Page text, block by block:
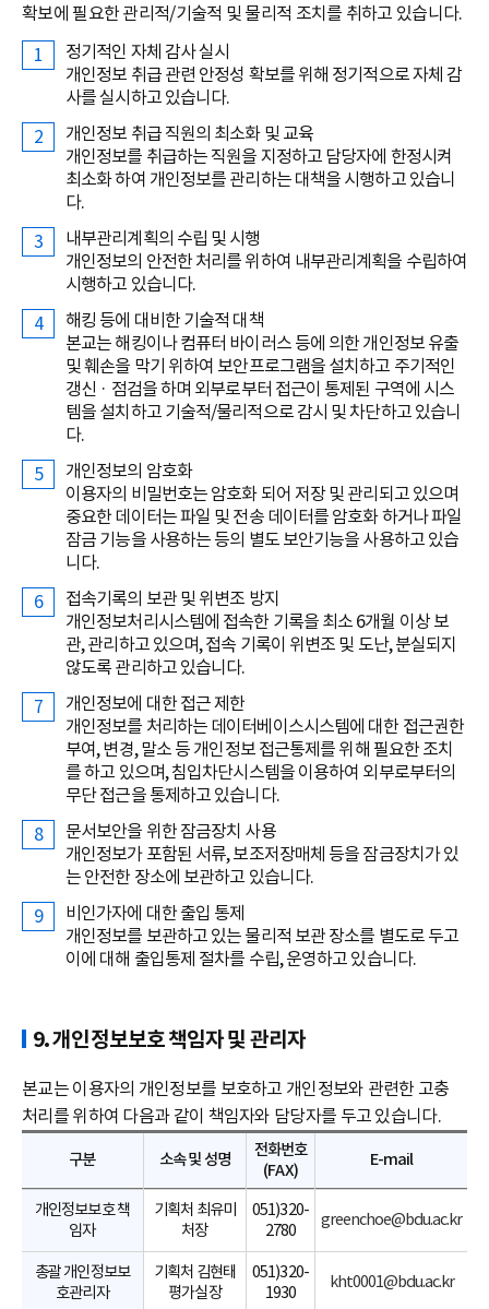
확보에 필요한 관리적/기술적 및 물리적 조치를 취하고 있습니다.
정기적인 자체 감사 실시
개인정보 취급 관련 안정성 확보를 위해 정기적으로 자체 감
사를 실시하고 있습니다.
개인정보 취급 직원의 최소화 및 교육
개인정보를 취급하는 직원을 지정하고 담당자에 한정시켜
최소화 하여 개인정보를 관리하는 대책을 시행하고 있습니
다.
내부관리계획의 수립 및 시행
개인정보의 안전한 처리를 위하여 내부관리계획을 수립하여
시행하고 있습니다.
해킹 등에 대비한 기술적 대책
본교는 해킹이나 컴퓨터 바이러스 등에 의한 개인정보 유출
및 훼손을 막기 위하여 보안프로그램을 설치하고 주기적인
갱신 · 점검을 하며 외부로부터 접근이 통제된 구역에 시스
템을 설치하고 기술적/물리적으로 감시 및 차단하고 있습니
다.
개인정보의 암호화
이용자의 비밀번호는 암호화 되어 저장 및 관리되고 있으며
중요한 데이터는 파일 및 전송 데이터를 암호화 하거나 파일
잠금 기능을 사용하는 등의 별도 보안기능을 사용하고 있습
니다.
접속기록의 보관 및 위변조 방지
개인정보처리시스템에 접속한 기록을 최소 6개월 이상 보
관, 관리하고 있으며, 접속 기록이 위변조 및 도난, 분실되지
않도록 관리하고 있습니다.
개인정보에 대한 접근 제한
개인정보를 처리하는 데이터베이스시스템에 대한 접근권한
부여, 변경, 말소 등 개인정보 접근통제를 위해 필요한 조치
를 하고 있으며, 침입차단시스템을 이용하여 외부로부터의
무단 접근을 통제하고 있습니다.
문서보안을 위한 잠금장치 사용
개인정보가 포함된 서류, 보조저장매체 등을 잠금장치가 있
는 안전한 장소에 보관하고 있습니다.
비인가자에 대한 출입 통제
개인정보를 보관하고 있는 물리적 보관 장소를 별도로 두고
이에 대해 출입통제 절차를 수립, 운영하고 있습니다.
9. 개인정보보호 책임자 및 관리자
본교는 이용자의 개인정보를 보호하고 개인정보와 관련한 고충
처리를 위하여 다음과 같이 책임자와 담당자를 두고 있습니다.
구분 소속 및 성명
전화번호
(FAX)
E-mail
개인정보보호 책
임자
기획처 최유미
처장
051)320-
2780
greenchoe@bdu.ac.kr
총괄 개인정보보
호관리자
기획처 김현태
평가실장
051)320-
1930
kht0001@bdu.ac.kr